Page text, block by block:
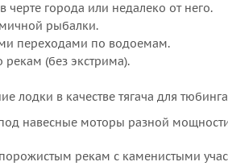
города или недалеко от него.
рыбалки.
переходами по водоемам.
рекам (без экстрима).
лодки в качестве тягача для
навесные моторы разной
рекам с каменистыми